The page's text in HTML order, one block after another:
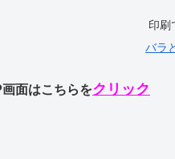
印刷
バラ
面はこちらをクリック